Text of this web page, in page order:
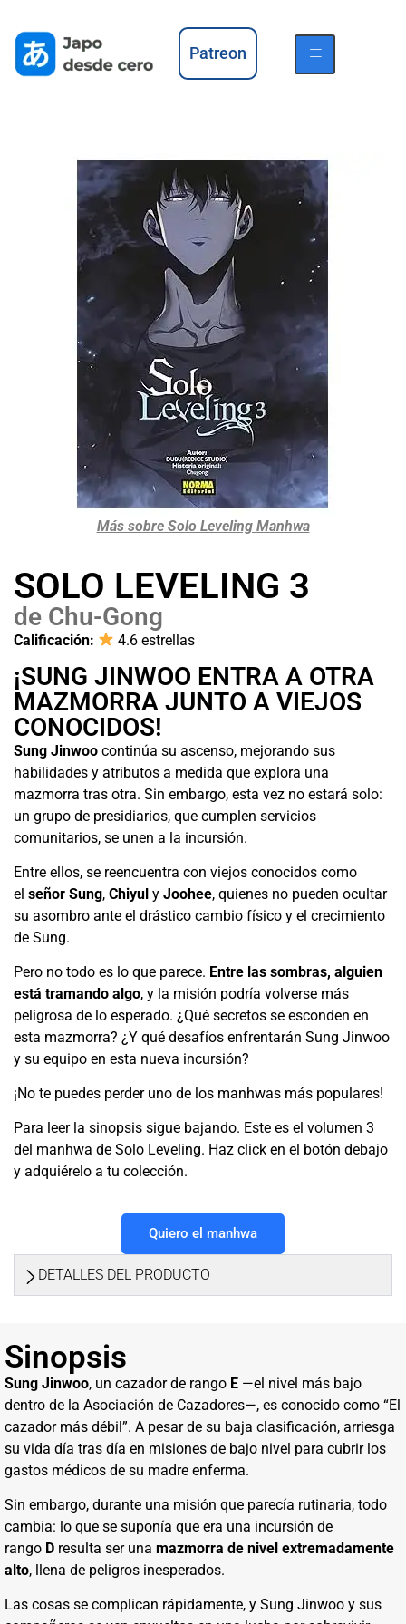
Patreon
Más sobre Solo Leveling Manhwa
SOLO LEVELING 3
de Chu-Gong
Calificación: 4.6 estrellas
¡SUNG JINWOO ENTRA A OTRA
MAZMORRA JUNTO A VIEJOS
CONOCIDOS!
Sung Jinwoo continúa su ascenso, mejorando sus
habilidades y atributos a medida que explora una
mazmorra tras otra. Sin embargo, esta vez no estará solo:
un grupo de presidiarios, que cumplen servicios
comunitarios, se unen a la incursión.
Entre ellos, se reencuentra con viejos conocidos como
el señor Sung, Chiyul y Joohee, quienes no pueden ocultar
su asombro ante el drástico cambio físico y el crecimiento
de Sung.
Pero no todo es lo que parece. Entre las sombras, alguien
está tramando algo, y la misión podría volverse más
peligrosa de lo esperado. ¿Qué secretos se esconden en
esta mazmorra? ¿Y qué desafíos enfrentarán Sung Jinwoo
y su equipo en esta nueva incursión?
¡No te puedes perder uno de los manhwas más populares!
Para leer la sinopsis sigue bajando. Este es el volumen 3
del manhwa de Solo Leveling. Haz click en el botón debajo
y adquiérelo a tu colección.
Quiero el manhwa
DETALLES DEL PRODUCTO
Sinopsis
Sung Jinwoo, un cazador de rango E —el nivel más bajo
dentro de la Asociación de Cazadores—, es conocido como “El
cazador más débil”. A pesar de su baja clasificación, arriesga
su vida día tras día en misiones de bajo nivel para cubrir los
gastos médicos de su madre enferma.
Sin embargo, durante una misión que parecía rutinaria, todo
cambia: lo que se suponía que era una incursión de
rango D resulta ser una mazmorra de nivel extremadamente
alto, llena de peligros inesperados.
Las cosas se complican rápidamente, y Sung Jinwoo y sus